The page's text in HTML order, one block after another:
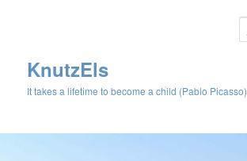
KnutzEls
It takes a lifetime to become a child (Pablo Picasso)